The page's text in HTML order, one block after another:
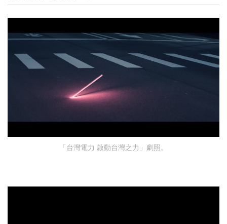
「台灣電力 啟動台灣之力」劇照。